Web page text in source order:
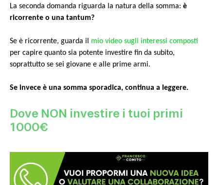
La seconda domanda riguarda la natura della somma: è
ricorrente o una tantum?
Se è ricorrente, guarda il mio video sugli interessi composti
per capire quanto sia potente investire fin da subito,
soprattutto se sei giovane e alle prime armi.
Se invece è una somma sporadica, continua a leggere.
Dove NON investire i tuoi primi
1000€